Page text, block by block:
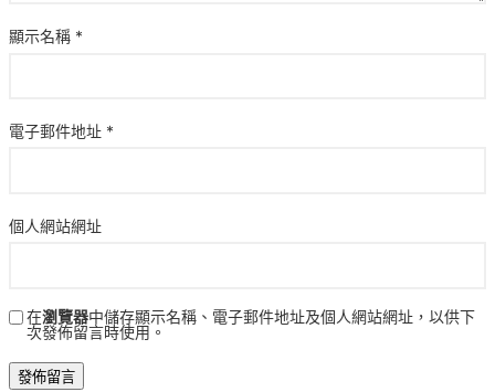
顯示名稱 *
電子郵件地址 *
個人網站網址
在瀏覽器中儲存顯示名稱、電子郵件地址及個人網站網址，以供下
次發佈留言時使用。